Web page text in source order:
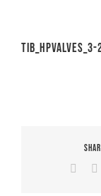
TIB_HPValves_3-